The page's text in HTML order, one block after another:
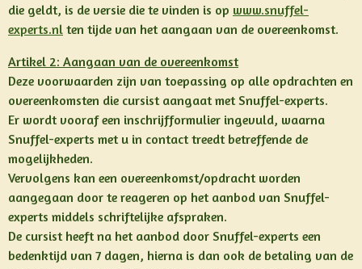
die geldt, is de versie die te vinden is op www.snuffel-
experts.nl ten tijde van het aangaan van de overeenkomst.
Artikel 2: Aangaan van de overeenkomst
Deze voorwaarden zijn van toepassing op alle opdrachten en
overeenkomsten die cursist aangaat met Snuffel-experts.
Er wordt vooraf een inschrijfformulier ingevuld, waarna
Snuffel-experts met u in contact treedt betreffende de
mogelijkheden.
Vervolgens kan een overeenkomst/opdracht worden
aangegaan door te reageren op het aanbod van Snuffel-
experts middels schriftelijke afspraken.
De cursist heeft na het aanbod door Snuffel-experts een
bedenktijd van 7 dagen, hierna is dan ook de betaling van de